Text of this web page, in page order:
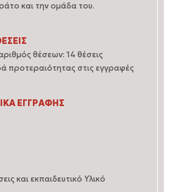
και την ομάδα του.
θέσεων: 14 θέσεις
προτεραιότητας στις εγγραφές
ΕΓΓΡΑΦΗΣ
και εκπαιδευτικό Υλικό